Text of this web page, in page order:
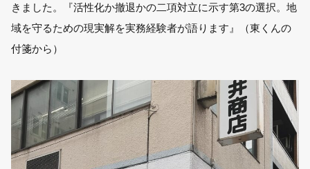
きました。『活性化か撤退かの二項対立に示す第3の選択。地
域を守るための現実解を実務経験者が語ります』（東くんの
付箋から）